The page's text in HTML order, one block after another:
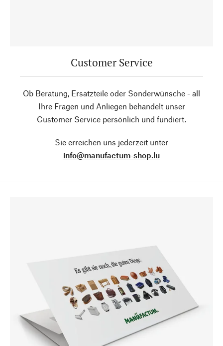
Customer Service
Ob Beratung, Ersatzteile oder Sonderwünsche - all
Ihre Fragen und Anliegen behandelt unser
Customer Service persönlich und fundiert.
Sie erreichen uns jederzeit unter
info@manufactum-shop.lu